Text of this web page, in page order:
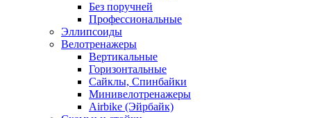
Без поручней
Профессиональные
Эллипсоиды
Велотренажеры
Вертикальные
Горизонтальные
Сайклы, Спинбайки
Минивелотренажеры
Airbike (Эйрбайк)